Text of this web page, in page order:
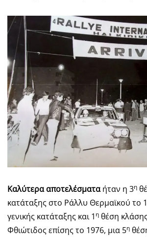
Καλύτερα αποτελέσματαήταν η 3η
κατάταξης στο Ράλλυ Θερμαϊκού το
γενικής κατάταξης και 1 η θέση
Φθιώτιδος επίσης το 1976, μια 5η